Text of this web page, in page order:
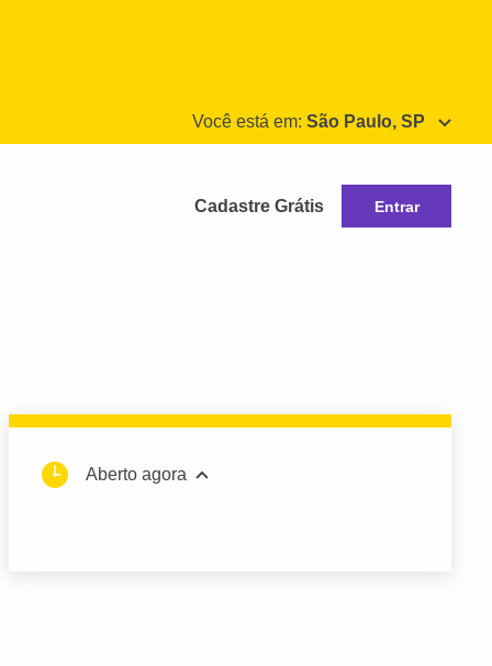
Você está em: São Paulo, SP
Cadastre Grátis Entrar
Aberto agora